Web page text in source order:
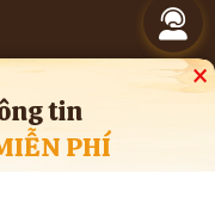
tin
PHÍ
×
về y học cổ truyền. Bà con